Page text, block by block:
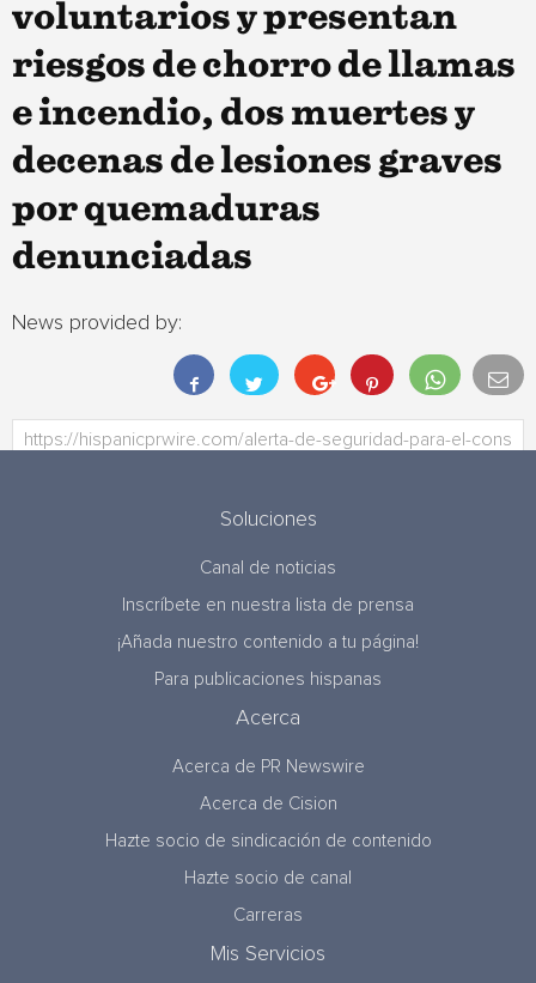
voluntarios y presentan
riesgos de chorro de llamas
e incendio, dos muertes y
decenas de lesiones graves
por quemaduras
denunciadas
News provided by:
Soluciones
Canal de noticias
Inscríbete en nuestra lista de prensa
¡Añada nuestro contenido a tu página!
Para publicaciones hispanas
Acerca
Acerca de PR Newswire
Acerca de Cision
Hazte socio de sindicación de contenido
Hazte socio de canal
Carreras
Mis Servicios